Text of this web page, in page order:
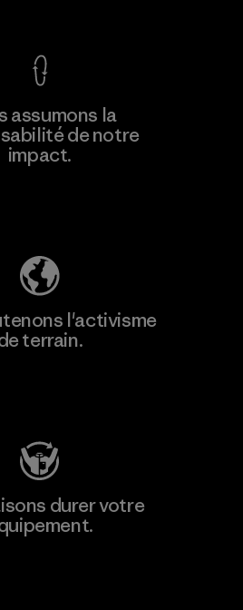
assumons la
de notre
impact.
l'activisme
terrain.
durer votre